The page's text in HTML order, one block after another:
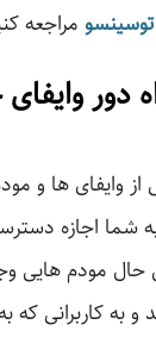
توسینسو مراجعه
دور
از وایفای ها و
شما اجازه
حال مودم هایی
و به کاربرانی